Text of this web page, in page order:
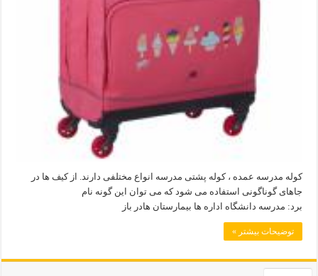
کوله مدرسه عمده ، کوله پشتی مدرسه انواع مختلفی دارند. از کیف ها در
جاهای گوناگونی استفاده می شود که می توان این گونه نام
برد: مدرسه دانشگاه اداره ها بیمارستان هادر باز
توضیحات بیشتر »